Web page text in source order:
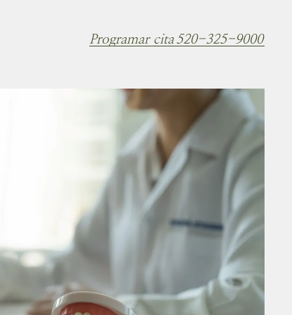
Programar cita520-325-9000